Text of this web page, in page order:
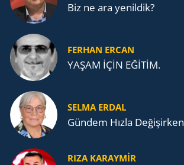
Biz ne ara yenildik?
FERHAN ERCAN
YAŞAM İÇİN EĞİTİM.
SELMA ERDAL
Gündem Hızla Değişirken
RIZA KARAYMIR